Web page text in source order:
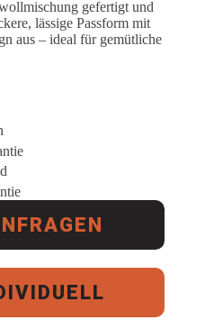
gefertigt und
lässige Passform mit
aus – ideal für gemütliche